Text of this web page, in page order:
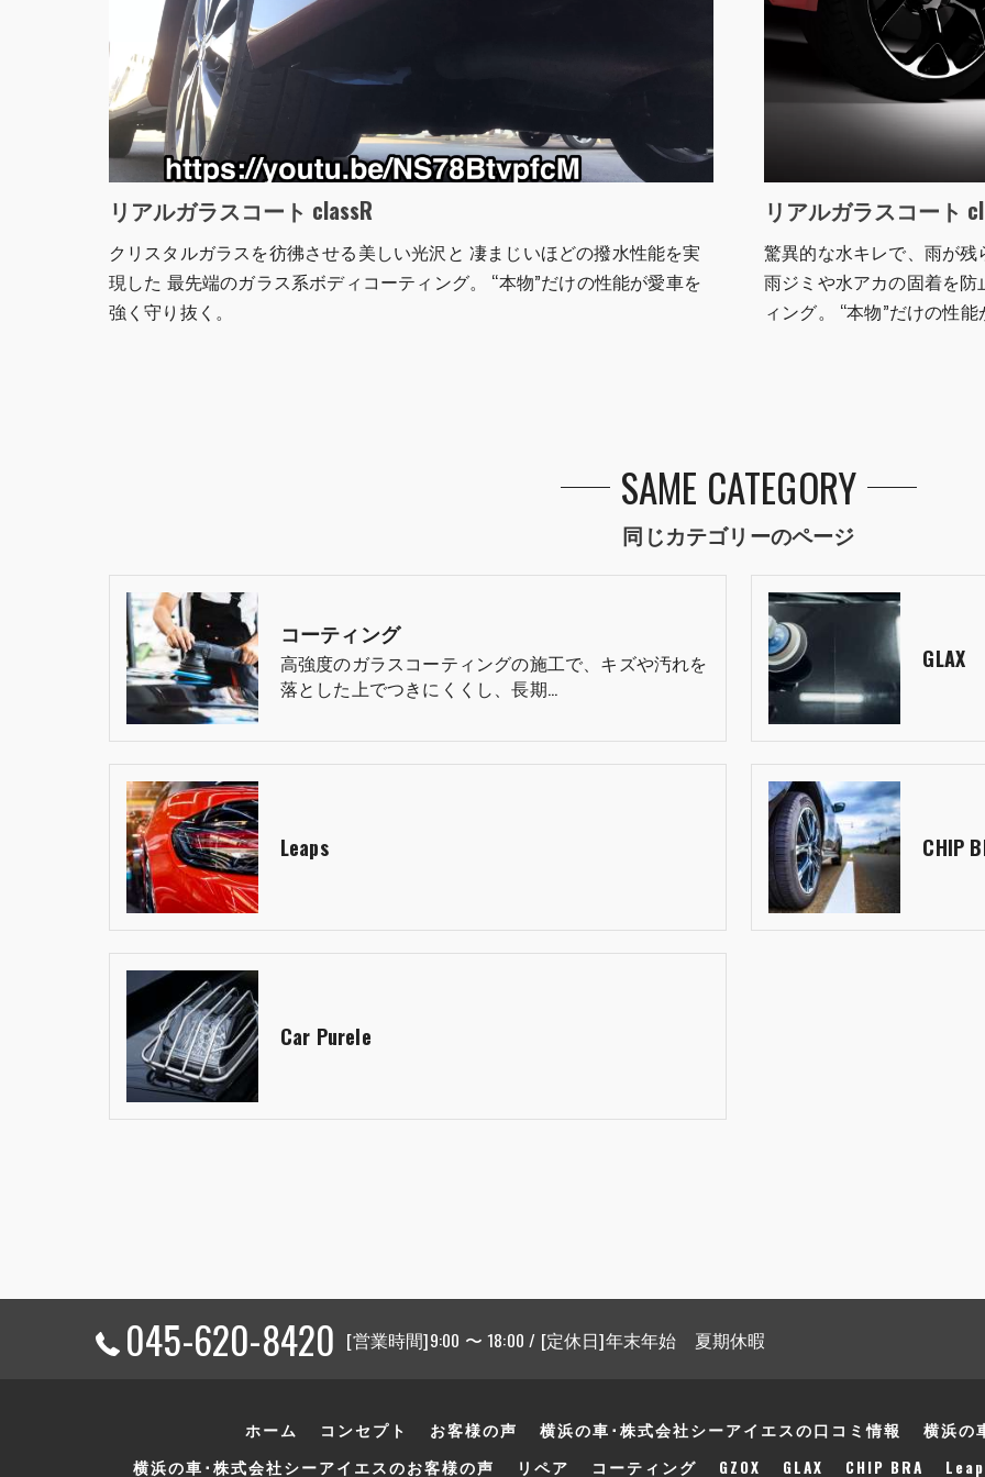
リアルガラスコート classR
クリスタルガラスを彷彿させる美しい光沢と 凄まじいほどの撥水性能を実
現した 最先端のガラス系ボディコーティング。 “本物”だけの性能が愛車を
強く守り抜く。
リアルガラスコート
驚異的な水キレで、雨が
雨ジミや水アカの固着を
ィング。 “本物”だけの性
同じカテゴリーのページ
SAME CATEGORY
コーティング
高強度のガラスコーティングの施工で、キズや汚れを
落とした上でつきにくくし、長期…
GLAX
Leaps CHIP
Car Purele
045-620-8420 [営業時間]9:00 〜 18:00 / [定休日]年末年始 夏期休暇
ホーム コンセプト お客様の声 横浜の車･株式会社シーアイエスの口コミ情報
横浜の
横浜の車･株式会社シーアイエスのお客様の声
リペア コーティング GZOX GLAX CHIP BRA